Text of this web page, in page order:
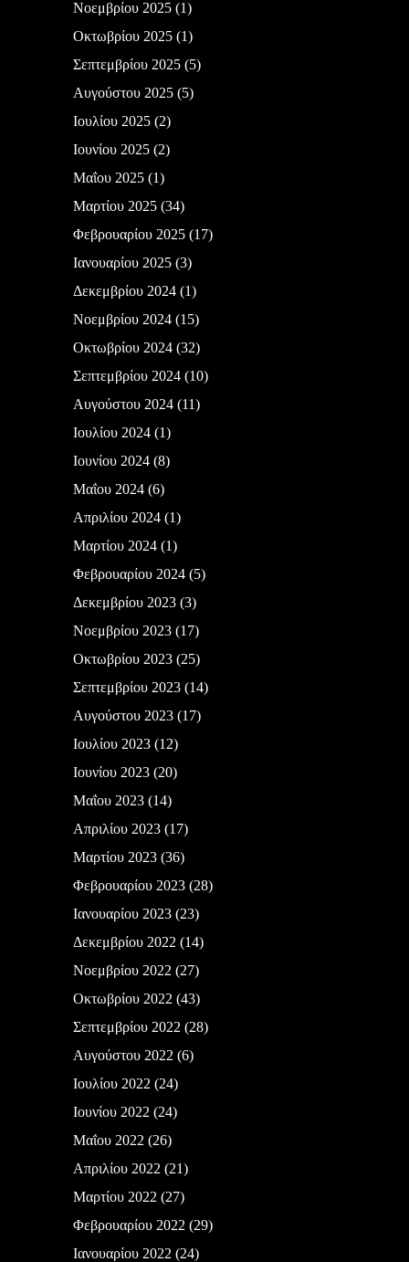
Νοεμβρίου 2025(1)
Οκτωβρίου 2025(1)
Σεπτεμβρίου 2025(5)
Αυγούστου 2025(5)
Ιουλίου 2025(2)
Ιουνίου 2025(2)
Μαΐου 2025(1)
Μαρτίου 2025(34)
Φεβρουαρίου 2025(17)
Ιανουαρίου 2025(3)
Δεκεμβρίου 2024(1)
Νοεμβρίου 2024(15)
Οκτωβρίου 2024(32)
Σεπτεμβρίου 2024(10)
Αυγούστου 2024(11)
Ιουλίου 2024(1)
Ιουνίου 2024(8)
Μαΐου 2024(6)
Απριλίου 2024(1)
Μαρτίου 2024(1)
Φεβρουαρίου 2024(5)
Δεκεμβρίου 2023(3)
Νοεμβρίου 2023(17)
Οκτωβρίου 2023(25)
Σεπτεμβρίου 2023(14)
Αυγούστου 2023(17)
Ιουλίου 2023(12)
Ιουνίου 2023(20)
Μαΐου 2023(14)
Απριλίου 2023(17)
Μαρτίου 2023(36)
Φεβρουαρίου 2023(28)
Ιανουαρίου 2023(23)
Δεκεμβρίου 2022 (14)
Νοεμβρίου 2022 (27)
Οκτωβρίου 2022 (43)
Σεπτεμβρίου 2022 (28)
Αυγούστου 2022 (6)
Ιουλίου 2022 (24)
Ιουνίου 2022 (24)
Μαΐου 2022 (26)
Απριλίου 2022 (21)
Μαρτίου 2022 (27)
Φεβρουαρίου 2022 (29)
Ιανουαρίου 2022 (24)